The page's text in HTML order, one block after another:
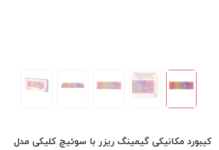
کیبورد مکانیکی گیمینگ ریزر با سوئیچ کلیکی مدل